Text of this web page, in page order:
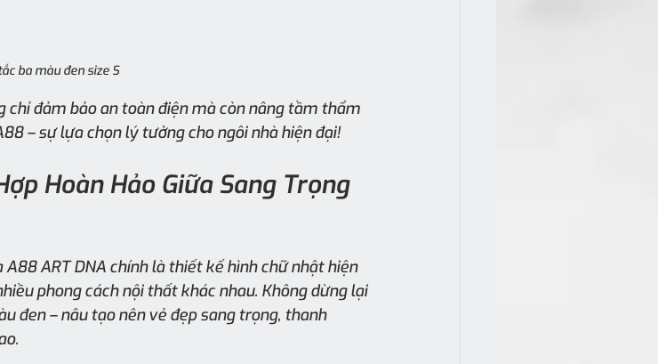
ba màu đen size S
đảm bảo an toàn điện mà còn nâng tầm thẩm
– sự lựa chọn lý tưởng cho ngôi nhà hiện đại!
Hoàn Hảo Giữa Sang Trọng
ART DNA chính là thiết kế hình chữ nhật hiện
phong cách nội thất khác nhau. Không dừng lại
đen – nâu tạo nên vẻ đẹp sang trọng, thanh